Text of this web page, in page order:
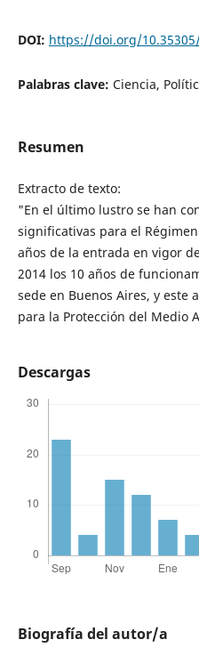
DOI: https://doi.org/
Palabras clave: Ciencia,
Resumen
Extracto de texto:
"En el último lustro se han
significativas para el
años de la entrada en vigor
2014 los 10 años de
sede en Buenos Aires, y este
para la Protección del Medio
Descargas
Biografía del autor/a